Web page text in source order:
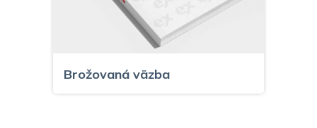
Brožovaná väzba